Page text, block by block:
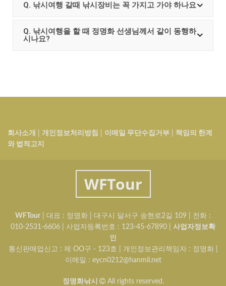
Q. 낚시여행 갈때 낚시장비는 꼭 가지고 가야 하나요
Q. 낚시여행을 할 때 정명화 선생님께서 같이 동행하
시나요?
회사소개 개인정보처리방침 이메일 무단수집거부
책임의 한계
와 법적고지
WFTour
WFTour | 대표 : 정명화 | 대구시 달서구 송현로2길 109 | 전화 :
010-2531-6606 | 사업자등록번호 : 123-45-67890
사업자정보확
인
통신판매업신고 : 제 OO구 - 123호 | 개인정보관리책임자 : 정명화 |
이메일 : eycn0212@hanmil.net
정명화낚시 All rights reserved.